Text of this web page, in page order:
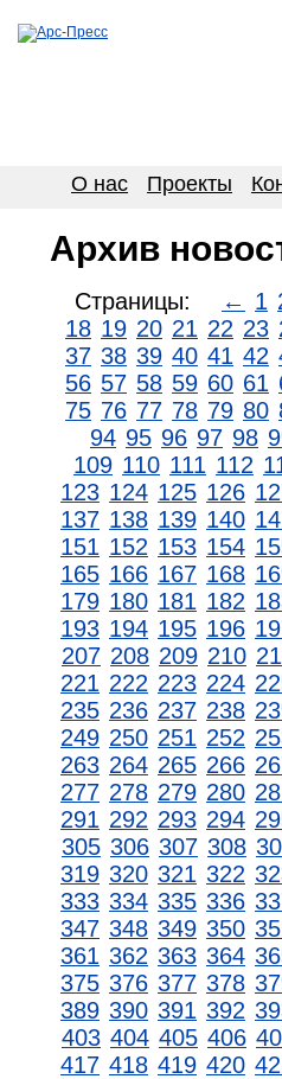
О нас Проекты
Архив
Страницы: ← 1
18 19 20 21 22 23
37 38 39 40 41 42
56 57 58 59 60 61
75 76 77 78 79 80
94 95 96 97 98
109 110 111 112
123 124 125 126
137 138 139 140
151 152 153 154
165 166 167 168
179 180 181 182
193 194 195 196
207 208 209 210
221 222 223 224
235 236 237 238
249 250 251 252
263 264 265 266
277 278 279 280
291 292 293 294
305 306 307 308
319 320 321 322
333 334 335 336
347 348 349 350
361 362 363 364
375 376 377 378
389 390 391 392
403 404 405 406
417 418 419 420